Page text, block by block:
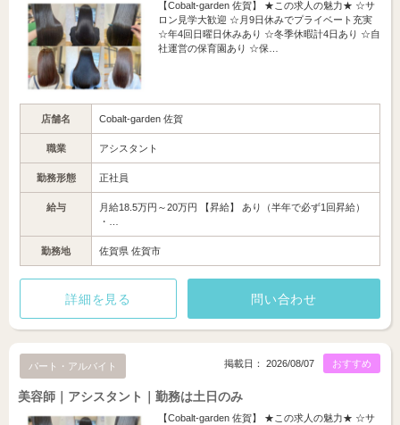
【Cobalt-garden 佐賀】 ★この求人の魅力★ ☆サ
ロン見学大歓迎 ☆月9日休みでプライベート充実
☆年4回日曜日休みあり ☆冬季休暇計4日あり ☆自
社運営の保育園あり ☆保…
店舗名 Cobalt-garden 佐賀
職業 アシスタント
勤務形態 正社員
給与
月給18.5万円～20万円 【昇給】 あり（半年で必ず1回昇給）
・…
勤務地 佐賀県 佐賀市
詳細を見る 問い合わせ
パート・アルバイト おすすめ
掲載日： 2026/08/07
美容師｜アシスタント｜勤務は土日のみ
【Cobalt-garden 佐賀】 ★この求人の魅力★ ☆サ